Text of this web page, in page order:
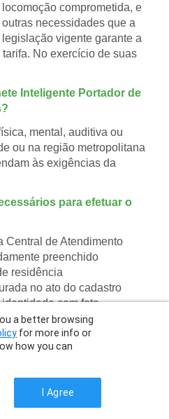
locomoção comprometida, e
outras necessidades que a
legislação vigente garante a
No exercício de suas
Inteligente Portador de
mental, auditiva ou
ou na região metropolitana
às exigências da
para efetuar o
Central de Atendimento
preenchido
residência
no ato do cadastro
com foto.
Atendimento, localizada na
de perda ou roubo?
a better browsing
for more info or
how you can
I Agree